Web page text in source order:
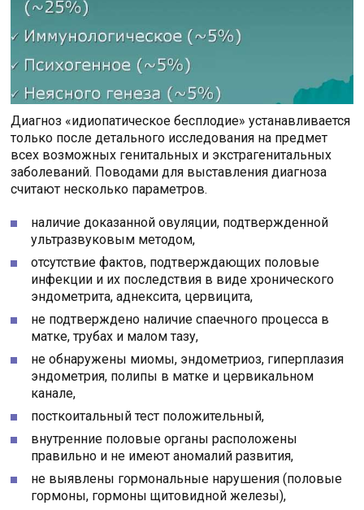
Диагноз «идиопатическое бесплодие» устанавливается
только после детального исследования на предмет
всех возможных генитальных и экстрагенитальных
заболеваний. Поводами для выставления диагноза
считают несколько параметров.
наличие доказанной овуляции, подтвержденной
ультразвуковым методом,
отсутствие фактов, подтверждающих половые
инфекции и их последствия в виде хронического
эндометрита, аднексита, цервицита,
не подтверждено наличие спаечного процесса в
матке, трубах и малом тазу,
не обнаружены миомы, эндометриоз, гиперплазия
эндометрия, полипы в матке и цервикальном
канале,
посткоитальный тест положительный,
внутренние половые органы расположены
правильно и не имеют аномалий развития,
не выявлены гормональные нарушения (половые
гормоны, гормоны щитовидной железы),